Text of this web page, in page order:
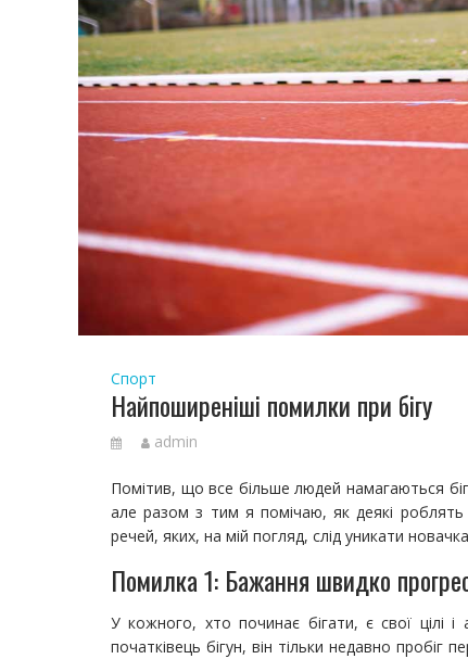
Спорт
Найпоширеніші помилки при бігу
admin
Помітив, що все більше людей намагаються
але разом з тим я помічаю, як деякі
речей, яких, на мій погляд, слід уникати
Помилка 1: Бажання швидко
У кожного, хто починає бігати, є свої цілі
початківець бігун, він тільки недавно